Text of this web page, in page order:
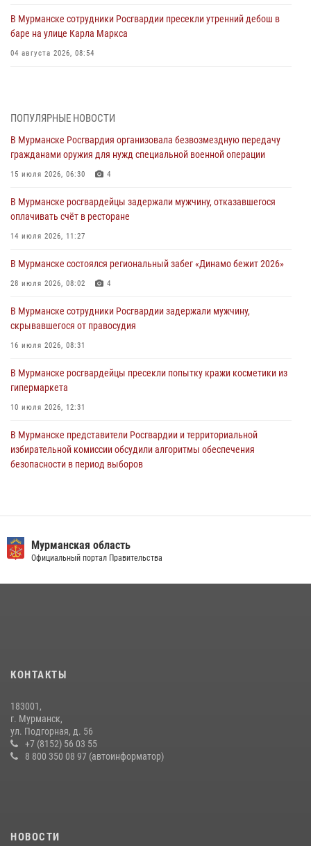
В Мурманске сотрудники Росгвардии пресекли утренний дебош в
баре на улице Карла Маркса
04 августа 2026, 08:54
03 августа 2026, 12:23 4
Сотрудники вневедомственной охраны Росгвардии пресекли
хулиганские действия дебошира на автозаправочной станции
города Кандалакши
Сотрудники Росгвардии провели инструктаж по
антитеррористической защищенности для членов избирательных
31 июля 2026, 08:48 3
ресторане
30 июля 2026, 14:09
тактическое занятие совместно с МЧС России
30 июля 2026, 14:05
ПОПУЛЯРНЫЕ НОВОСТИ
В Мурманске Росгвардия организовала безвозмездную передачу
гражданами оружия для нужд специальной военной операции
15 июля 2026, 06:30 4
В Мурманске росгвардейцы задержали мужчину, отказавшегося
оплачивать счёт в ресторане
14 июля 2026, 11:27
В Мурманске состоялся региональный забег «Динамо бежит 2026»
28 июля 2026, 08:02 4
В Мурманске сотрудники Росгвардии задержали мужчину,
скрывавшегося от правосудия
16 июля 2026, 08:31
В Мурманске росгвардейцы пресекли попытку кражи косметики из
гипермаркета
10 июля 2026, 12:31
В Мурманске представители Росгвардии и территориальной
избирательной комиссии обсудили алгоритмы обеспечения
безопасности в период выборов
13 июля 2026, 09:11
Сотрудники вневедомственной охраны Росгвардии провели
практические тренировки в акватории Кольского залива
23 июля 2026, 09:28
Мурманская область
Официальный портал Правительства
КОНТАКТЫ
183001,
г. Мурманск,
ул. Подгорная, д. 56
+7 (8152) 56 03 55
8 800 350 08 97 (автоинформатор)
НОВОСТИ